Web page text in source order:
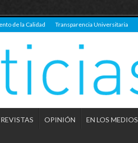
de la Calidad Transparencia Universitaria
OPINIÓN EN LOS MEDIOS